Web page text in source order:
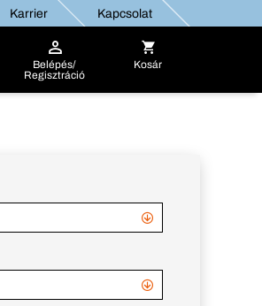
Karrier Kapcsolat
Belépés/
Regisztráció
Kosár